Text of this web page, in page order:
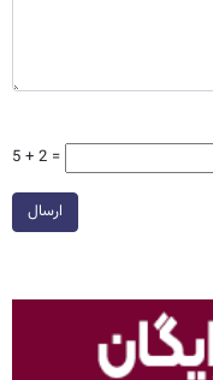
5 + 2 =
ارسال